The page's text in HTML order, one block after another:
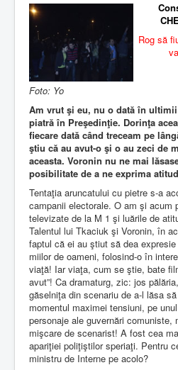
Rog să
Foto: Yo
Am vrut şi eu, nu o dată în
piatră în Preşedinţie. Dorinţa
fiecare dată când treceam pe
ştiu că au avut-o şi o au zeci de
aceasta. Voronin nu ne mai
posibilitate de a ne exprima
Tentaţia aruncatului cu pietre s-a
campanii electorale. O am şi acum
televizate de la M 1 şi luările de
Talentul lui Tkaciuk şi Voronin, în
faptul că ei au ştiut să dea
miilor de oameni, folosind-o în
viaţă! Iar viaţa, cum se ştie, bate
avut”! Ca dramaturg, zic: jos
găselniţa din scenariu de a-l lăsa
momentul maximei tensiuni, pe
personaje ale guvernări
mişcare de scenarist! A fost cea
apariţiei poliţiştilor speriaţi. Pentru
ministru de Interne pe acolo?